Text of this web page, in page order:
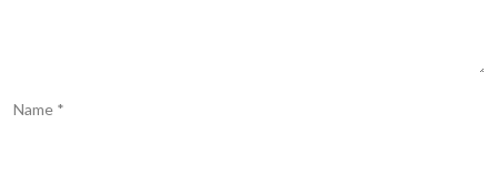
Name *